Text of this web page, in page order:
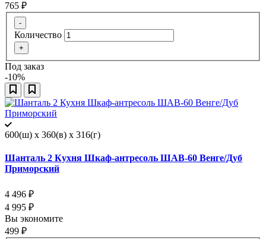
765 ₽
-
Количество
+
Под заказ
-10%
600(ш) x 360(в) x 316(г)
Шанталь 2 Кухня Шкаф-антресоль ШАВ-60 Венге/Дуб
Приморский
4 496 ₽
4 995 ₽
Вы экономите
499 ₽